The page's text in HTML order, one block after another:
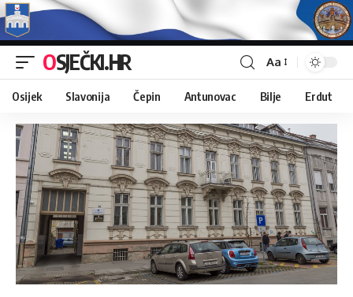
OSJEČKI.HR Aa
Osijek Slavonija Čepin Antunovac Bilje Erdut